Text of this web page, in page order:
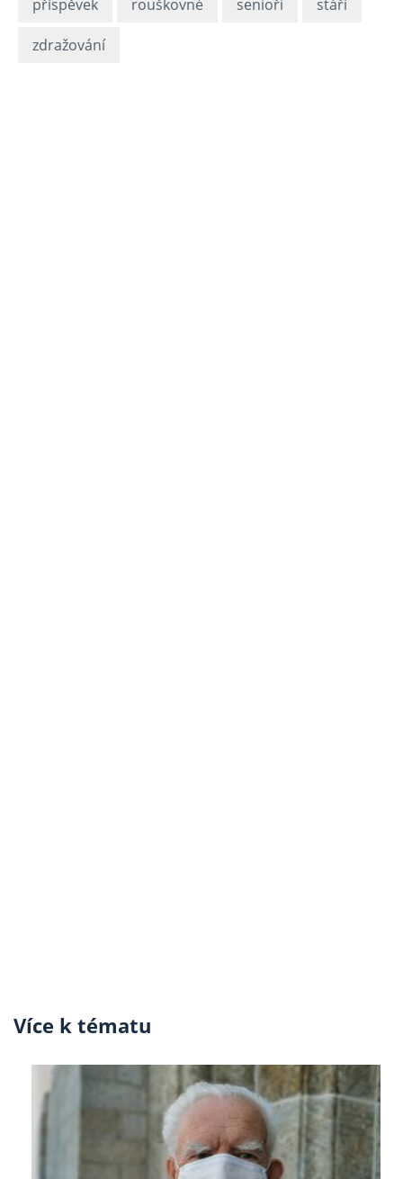
příspěvek rouškovné senioři stáří
zdražování
Více k tématu